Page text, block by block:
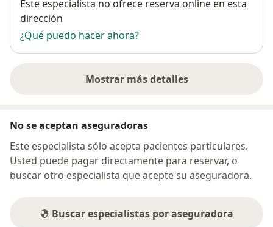
Este especialista no ofrece reserva online en esta
dirección
¿Qué puedo hacer ahora?
Mostrar más detalles
sobre la dirección
No se aceptan aseguradoras
Este especialista sólo acepta pacientes particulares.
Usted puede pagar directamente para reservar, o
buscar otro especialista que acepte su aseguradora.
Buscar especialistas por aseguradora